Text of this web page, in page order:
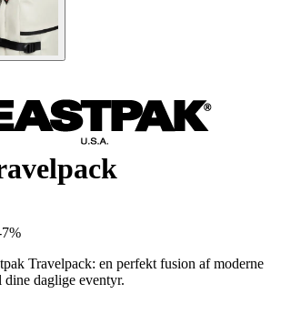
Travelpack: en perfekt fusion af moderne
daglige eventyr.